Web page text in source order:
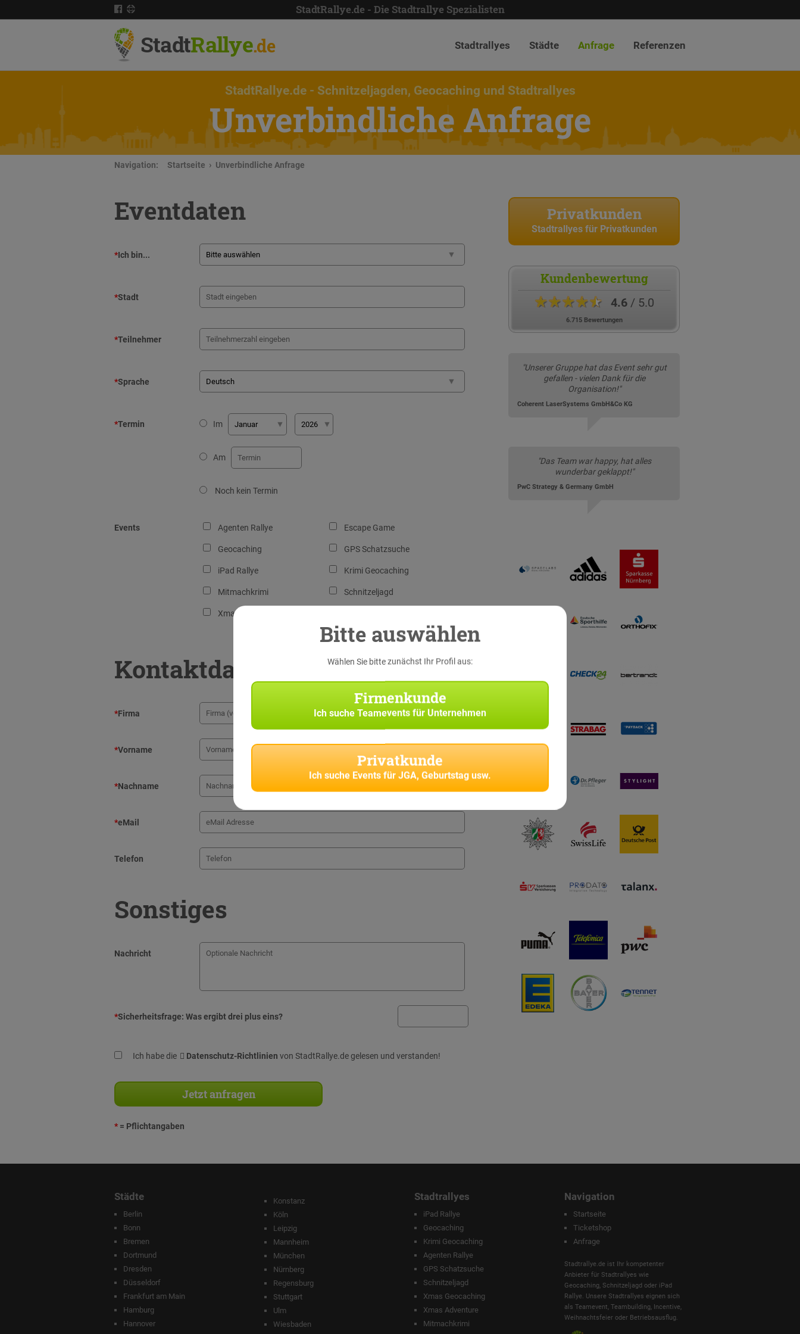
StadtRallye.de - Die Stadtrallye Spezialisten
StadtRallye.de Stadtrallyes Städte Anfrage Referenzen
StadtRallye.de- Schnitzeljagden, Geocaching und Stadtrallyes
Unverbindliche Anfrage
Navigation: Startseite Unverbindliche Anfrage
Eventdaten
*Ich bin...
*Stadt
*Teilnehmer
*Sprache
*Termin Im
Am
Noch kein Termin
Events Agenten Rallye Escape Game
Geocaching GPS Schatzsuche
iPad Rallye Krimi Geocaching
Mitmachkrimi Schnitzeljagd
Xmas Adventure
Kontaktdaten
*Firma
*Vorname
*Nachname
*eMail
Telefon
Sonstiges
Nachricht
*Sicherheitsfrage: Was ergibt drei plus eins?
Ich habe die Datenschutz-Richtlinien von StadtRallye.de gelesen und verstanden!
* = Pflichtangaben
Privatkunden
Stadtrallyes für Privatkunden
Kundenbewertung
★★★★★ 4.6/ 5.0
6.715 Bewertungen
"Unserer Gruppe hat das Event sehr gut
gefallen - vielen Dank für die
Organisation!"
Coherent LaserSystems GmbH&Co KG
"Das Team war happy, hat alles
wunderbar geklappt!"
PwC Strategy & Germany GmbH
Städte
Berlin
Bonn
Bremen
Dortmund
Dresden
Düsseldorf
Frankfurt am Main
Hamburg
Hannover
Konstanz
Köln
Leipzig
Mannheim
München
Nürnberg
Regensburg
Stuttgart
Ulm
Wiesbaden
Stadtrallyes
iPad Rallye
Geocaching
Krimi Geocaching
Agenten Rallye
GPS Schatzsuche
Schnitzeljagd
Xmas Geocaching
Xmas Adventure
Mitmachkrimi
Navigation
Startseite
Ticketshop
Anfrage
Stadtrallye.de ist Ihr kompetenter
Anbieter für Stadtrallyes wie
Geocaching, Schnitzeljagd oder iPad
Rallye. Unsere Stadtrallyes eignen sich
als Teamevent, Teambuilding, Incentive,
Weihnachtsfeier oder Betriebsausflug.
Bitte auswählen
Wählen Sie bitte zunächst Ihr Profil aus:
Firmenkunde
Ich suche Teamevents für Unternehmen
Privatkunde
Ich suche Events für JGA, Geburtstag usw.